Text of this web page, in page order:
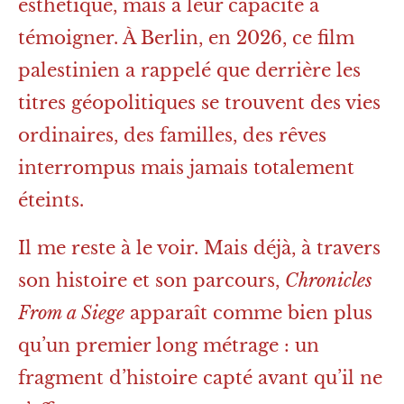
esthétique, mais à leur capacité à
témoigner. À Berlin, en 2026, ce film
palestinien a rappelé que derrière les
titres géopolitiques se trouvent des vies
ordinaires, des familles, des rêves
interrompus mais jamais totalement
éteints.
Il me reste à le voir. Mais déjà, à travers
son histoire et son parcours, Chronicles
From a Siege apparaît comme bien plus
qu’un premier long métrage : un
fragment d’histoire capté avant qu’il ne